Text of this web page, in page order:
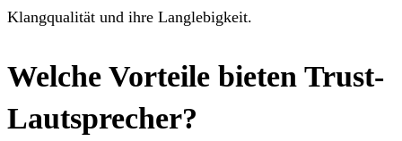
Klangqualität und ihre Langlebigkeit.
Welche Vorteile bieten Trust-
Lautsprecher?